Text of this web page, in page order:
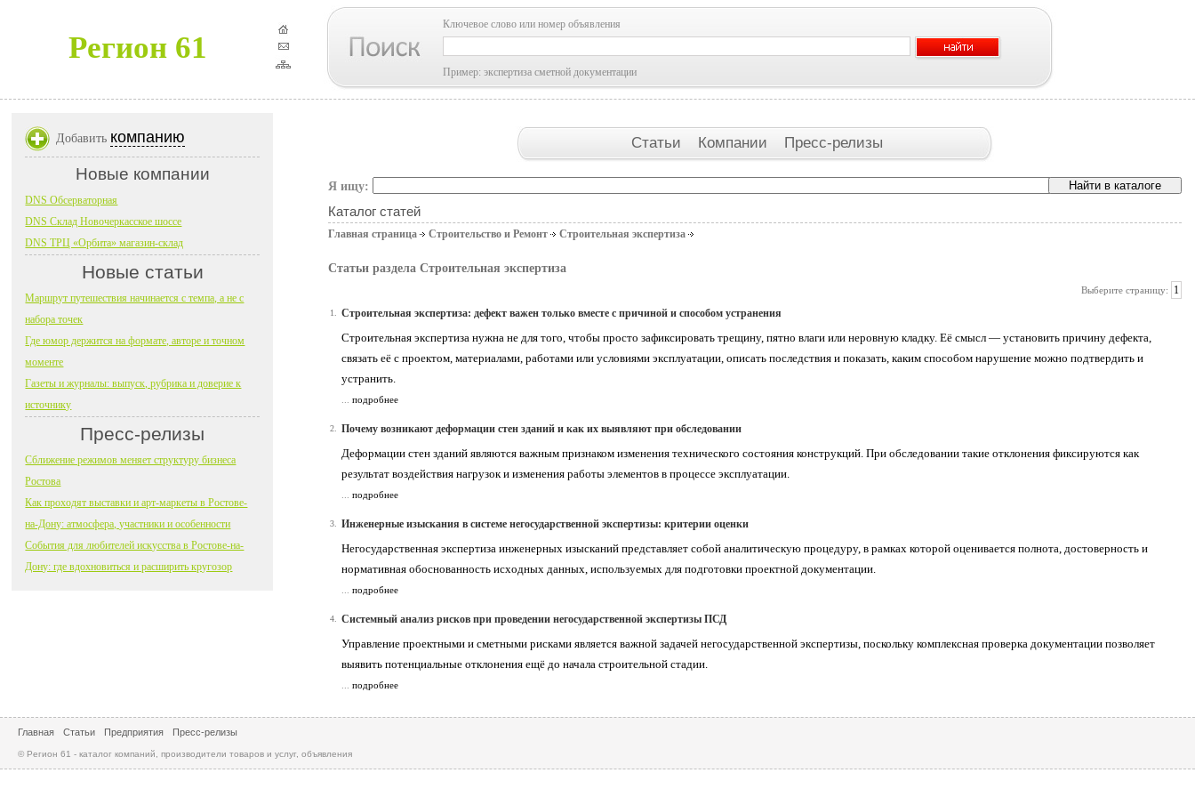
Регион 61
Ключевое слово или номер объявления
Пример: экспертиза сметной документации
Статьи Компании Пресс-релизы
Я ищу:
Каталог статей
Главная страница Строительство и Ремонт Строительная экспертиза
Статьи раздела Строительная экспертиза
Выберите страницу: 1
1. Строительная экспертиза: дефект важен только вместе с причиной и способом устранения
Строительная экспертиза нужна не для того, чтобы просто зафиксировать трещину, пятно влаги или неровную кладку. Её смысл — установить причину дефекта,
связать её с проектом, материалами, работами или условиями эксплуатации, описать последствия и показать, каким способом нарушение можно подтвердить и
устранить.
подробнее
2. Почему возникают деформации стен зданий и как их выявляют при обследовании
Деформации стен зданий являются важным признаком изменения технического состояния конструкций. При обследовании такие отклонения фиксируются как
результат воздействия нагрузок и изменения работы элементов в процессе эксплуатации.
подробнее
3. Инженерные изыскания в системе негосударственной экспертизы: критерии оценки
Негосударственная экспертиза инженерных изысканий представляет собой аналитическую процедуру, в рамках которой оценивается полнота, достоверность и
нормативная обоснованность исходных данных, используемых для подготовки проектной документации.
подробнее
4. Системный анализ рисков при проведении негосударственной экспертизы ПСД
Управление проектными и сметными рисками является важной задачей негосударственной экспертизы, поскольку комплексная проверка документации позволяет
выявить потенциальные отклонения ещё до начала строительной стадии.
подробнее
Добавить компанию
Новые компании
DNS Обсерваторная
DNS Склад Новочеркасское шоссе
DNS ТРЦ «Орбита» магазин-склад
Новые статьи
Маршрут путешествия начинается с темпа, а не с
набора точек
Где юмор держится на формате, авторе и точном
моменте
Газеты и журналы: выпуск, рубрика и доверие к
источнику
Пресс-релизы
Сближение режимов меняет структуру бизнеса
Ростова
Как проходят выставки и арт-маркеты в Ростове-
на-Дону: атмосфера, участники и особенности
События для любителей искусства в Ростове-на-
Дону: где вдохновиться и расширить кругозор
Главная Статьи Предприятия Пресс-релизы
© Регион 61 - каталог компаний, производители товаров и услуг, объявления